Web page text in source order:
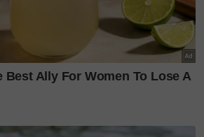
years of friendship and
ingatan, tahun lepas (2024),
dengan air mata. Bella melalui
masa menangis, sampai jatuh